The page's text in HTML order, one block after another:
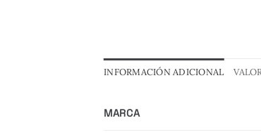
INFORMACIÓN ADICIONAL
MARCA